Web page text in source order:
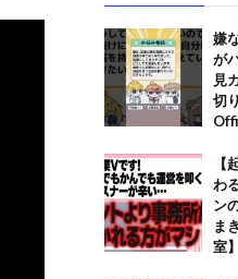
嫌
が
見
切
【
わ
ン
ま
室】